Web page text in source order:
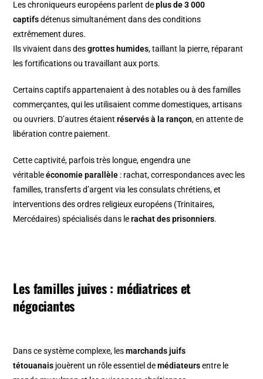
Les chroniqueurs européens parlent deplus de 3 000
captifsdétenus simultanément dans des conditions
extrêmement dures.
Ils vivaient dans desgrottes humides, taillant la pierre, réparant
les fortifications ou travaillant aux ports.
Certains captifs appartenaient à des notables ou à des familles
commerçantes, qui les utilisaient comme domestiques, artisans
ou ouvriers. D’autres étaientréservés à la rançon, en attente de
libération contre paiement.
Cette captivité, parfois très longue, engendra une
véritableéconomie parallèle : rachat, correspondances avec les
familles, transferts d’argent via les consulats chrétiens, et
interventions des ordres religieux européens (Trinitaires,
Mercédaires) spécialisés dans lerachat des prisonniers.
Les familles juives : médiatrices et
négociantes
Dans ce système complexe, lesmarchands juifs
tétouanais jouèrent un rôle essentiel demédiateursentre le